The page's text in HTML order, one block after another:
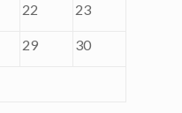
22 23
29 30